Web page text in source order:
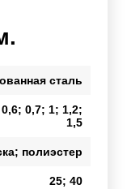
сталь
0,7; 1; 1,2;
1,5
полиэстер
25; 40